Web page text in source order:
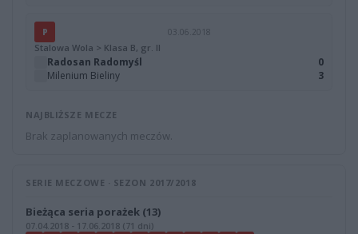
P 03.06.2018
Stalowa Wola > Klasa B, gr. II
Radosan Radomyśl
0
Milenium Bieliny
3
NAJBLIŻSZE MECZE
Brak zaplanowanych meczów.
SERIE MECZOWE · SEZON 2017/2018
Bieżąca seria porażek (13)
07.04.2018 - 17.06.2018 (71 dni)